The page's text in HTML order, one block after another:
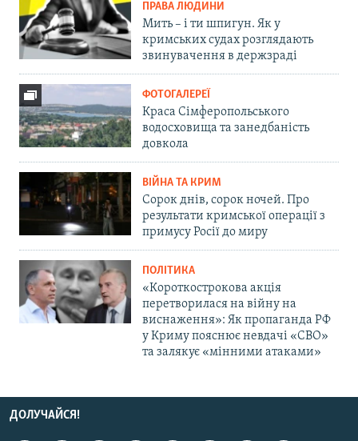
ПРАВА ЛЮДИНИ
Мить – і ти шпигун. Як у
кримських судах розглядають
звинувачення в держзраді
ФОТОГАЛЕРЕЇ
Краса Сімферопольського
водосховища та занедбаність
довкола
ВІЙНА ТА КРИМ
Сорок днів, сорок ночей. Про
результати кримської операції з
примусу Росії до миру
ПОЛІТИКА
«Короткострокова акція
перетворилася на війну на
виснаження»: Як пропаганда РФ
у Криму пояснює невдачі «СВО»
та залякує «мінними атаками»
ДОЛУЧАЙСЯ!